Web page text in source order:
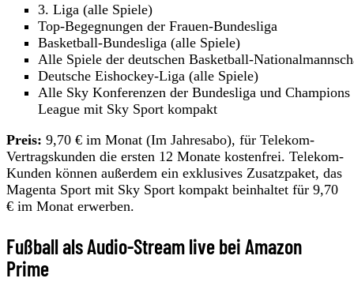
3. Liga (alle Spiele)
Top-Begegnungen der Frauen-Bundesliga
Basketball-Bundesliga (alle Spiele)
Alle Spiele der deutschen Basketball-
Deutsche Eishockey-Liga (alle Spiele)
Alle Sky Konferenzen der Bundesliga und Champions
League mit Sky Sport kompakt
Preis: 9,70 € im Monat (Im Jahresabo), für Telekom-
Vertragskunden die ersten 12 Monate kostenfrei. Telekom-
Kunden können außerdem ein exklusives Zusatzpaket, das
Magenta Sport mit Sky Sport kompakt beinhaltet für 9,70
€ im Monat erwerben.
Fußball als Audio-Stream live bei Amazon
Prime